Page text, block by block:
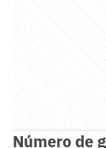
Número de